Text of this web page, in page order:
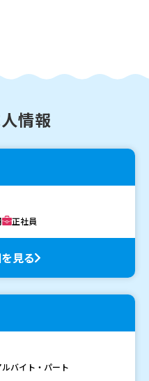
情報
正社員
見る
ルバイト・パート